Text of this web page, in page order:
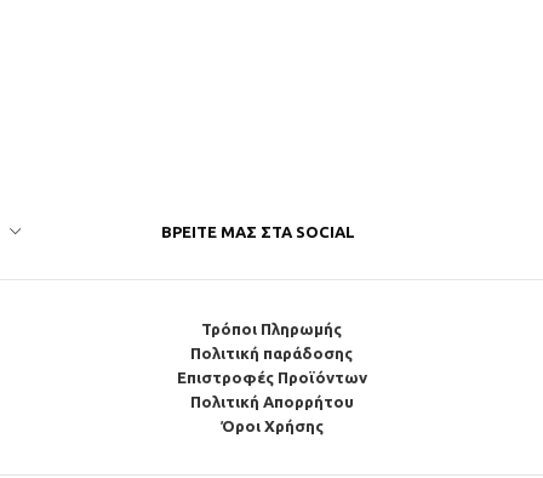
ΒΡΕΊΤΕ ΜΑΣ ΣΤΑ SOCIAL
Τρόποι Πληρωμής
Πολιτική παράδοσης
Επιστροφές Προϊόντων
Πολιτική Απορρήτου
Όροι Χρήσης